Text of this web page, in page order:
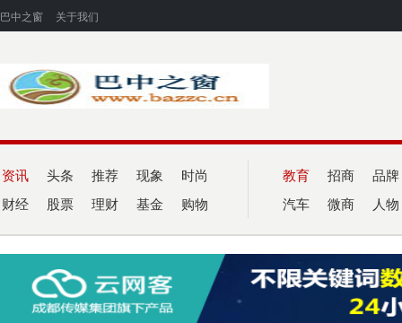
巴中之窗 关于我们
资讯 头条 推荐 现象 时尚
财经 股票 理财 基金 购物
教育 招商 品牌
汽车 微商 人物